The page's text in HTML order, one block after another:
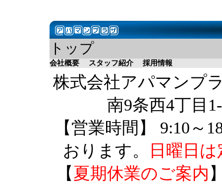
トップ
会社概要 スタッフ紹介 採用情報
株式会社アパマンプ
南9条西4丁目
【営業時間】 9:10～
おります。
日曜日
【 夏期休業のご案内